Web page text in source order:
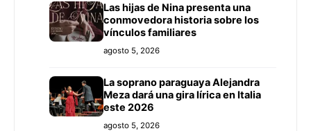
Las hijas de Nina presenta una
conmovedora historia sobre los
vínculos familiares
agosto 5, 2026
La soprano paraguaya Alejandra
Meza dará una gira lírica en Italia
este 2026
agosto 5, 2026